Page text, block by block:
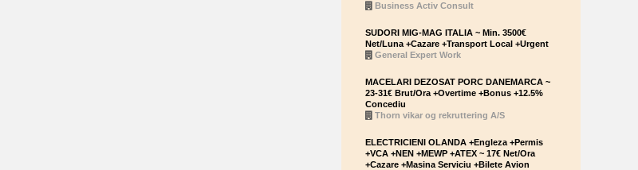
Business Activ Consult
SUDORI MIG-MAG ITALIA ~ Min. 3500€
Net/Luna +Cazare +Transport Local +Urgent
General Expert Work
MACELARI DEZOSAT PORC DANEMARCA ~
23-31€ Brut/Ora +Overtime +Bonus +12.5%
Concediu
Thorn vikar og rekruttering A/S
ELECTRICIENI OLANDA +Engleza +Permis
+VCA +NEN +MEWP +ATEX ~ 17€ Net/Ora
+Cazare +Masina Serviciu +Bilete Avion